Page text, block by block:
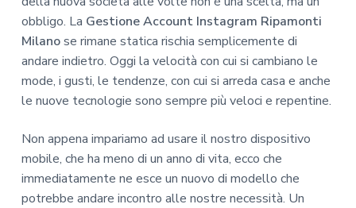
obbligo. La Gestione Account Instagram Ripamonti
Milanose rimane statica rischia semplicemente di
andare indietro. Oggi la velocità con cui si cambiano le
mode, i gusti, le tendenze, con cui si arreda casa e anche
le nuove tecnologie sono sempre più veloci e repentine.
Non appena impariamo ad usare il nostro dispositivo
mobile, che ha meno di un anno di vita, ecco che
immediatamente ne esce un nuovo di modello che
potrebbe andare incontro alle nostre necessità. Un